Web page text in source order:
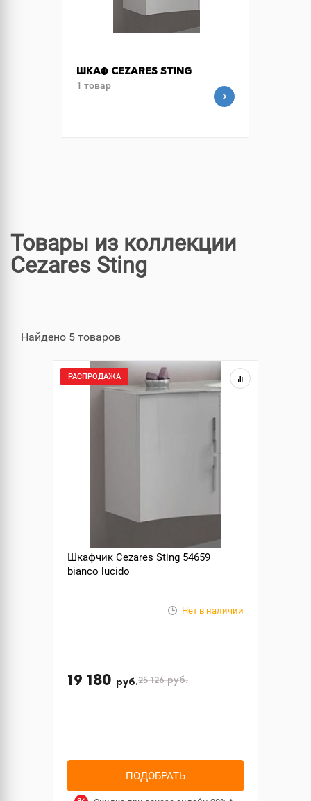
ШКАФ CEZARES STING
1 товар
Товары из коллекции
Cezares Sting
Найдено 5 товаров
РАСПРОДАЖА
Шкафчик Cezares Sting 54659
bianco lucido
Нет в наличии
19 180 руб.25 126руб.
ПОДОБРАТЬ